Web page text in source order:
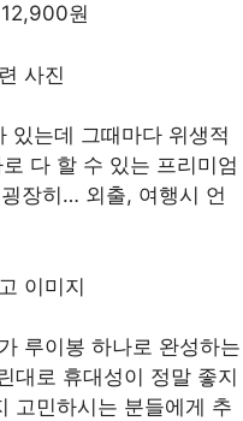
원
있는데 그때마다 위생적
다 할 수 있는 프리미엄
장히… 외출, 여행시 언
루이봉 하나로 완성하는
대로 휴대성이 정말 좋지
고민하시는 분들에게 추